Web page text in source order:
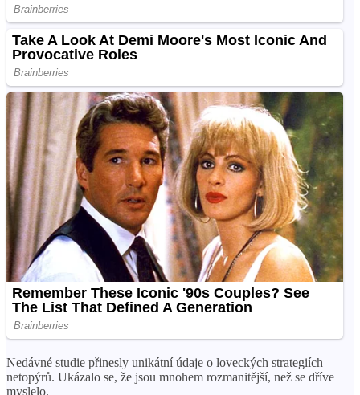
Nedávné studie přinesly unikátní údaje o loveckých strategiích
netopýrů. Ukázalo se, že jsou mnohem rozmanitější, než se dříve
myslelo.